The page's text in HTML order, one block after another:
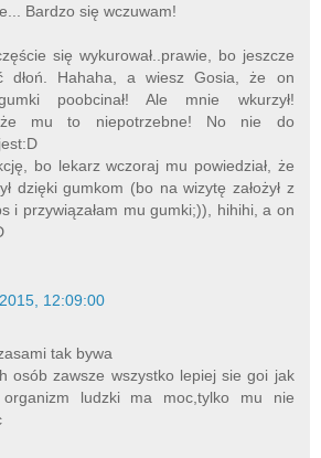
Bardzo się wczuwam!
się wykurował..prawie, bo jeszcze
dłoń. Hahaha, a wiesz Gosia, że on
poobcinał! Ale mnie wkurzył!
że mu to niepotrzebne! No nie do
bo lekarz wczoraj mu powiedział, że
dzięki gumkom (bo na wizytę założył z
i przywiązałam mu gumki;)), hihihi, a on
12:09:00
tak bywa
osób zawsze wszystko lepiej sie goi jak
ludzki ma moc,tylko mu nie